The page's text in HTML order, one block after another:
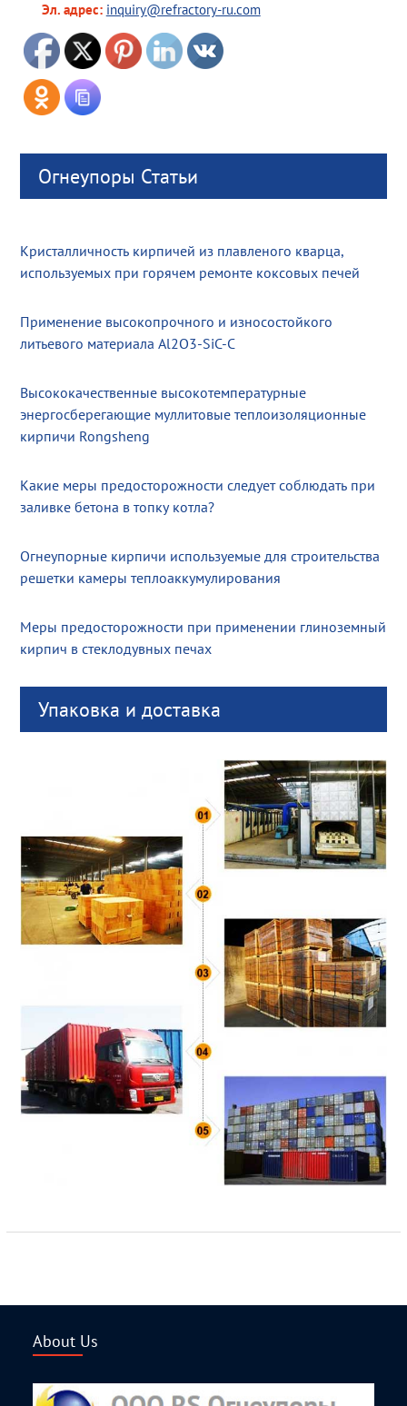
Эл. адрес: inquiry@refractory-ru.com
Огнеупоры Статьи
Кристалличность кирпичей из плавленого кварца,
используемых при горячем ремонте коксовых печей
Применение высокопрочного и износостойкого
литьевого материала Al2O3-SiC-C
Высококачественные высокотемпературные
энергосберегающие муллитовые теплоизоляционные
кирпичи Rongsheng
Какие меры предосторожности следует соблюдать при
заливке бетона в топку котла?
Огнеупорные кирпичи используемые для строительства
решетки камеры теплоаккумулирования
Меры предосторожности при применении глиноземный
кирпич в стеклодувных печах
Упаковка и доставка
About Us